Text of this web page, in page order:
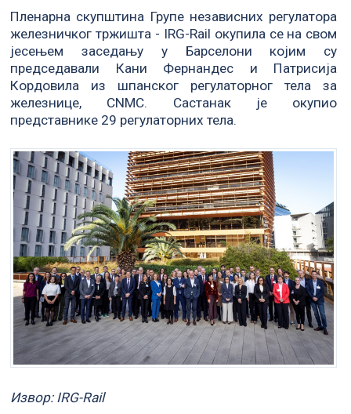
Пленарна скупштина Групе независних регулатора
железничког тржишта - IRG-Rail окупила се на свом
јесењем заседању у Барселони којим су
председавали Кани Фернандес и Патрисија
Кордовила из шпанског регулаторног тела за
железнице, CNMC. Састанак је окупио
представнике 29 регулаторних тела.
Извор: IRG-Rail